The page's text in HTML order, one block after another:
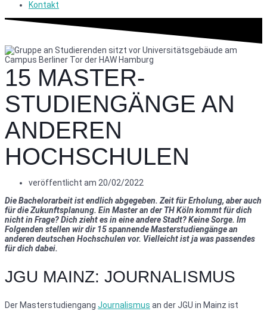
Kontakt
15 MASTER-
STUDIENGÄNGE AN
ANDEREN
HOCHSCHULEN
veröffentlicht am 20/02/2022
Die Bachelorarbeit ist endlich abgegeben. Zeit für Erholung, aber auch
für die Zukunftsplanung. Ein Master an der TH Köln kommt für dich
nicht in Frage? Dich zieht es in eine andere Stadt? Keine Sorge. Im
Folgenden stellen wir dir 15 spannende Masterstudiengänge an
anderen deutschen Hochschulen vor. Vielleicht ist ja was passendes
für dich dabei.
JGU MAINZ: JOURNALISMUS
Der Masterstudiengang Journalismus an der JGU in Mainz ist